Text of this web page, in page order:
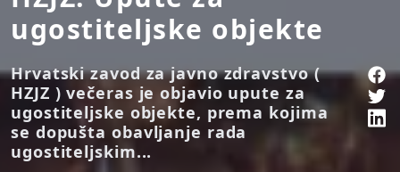
ugostiteljske objekte
Hrvatski zavod za javno zdravstvo (
HZJZ ) večeras je objavio upute za
ugostiteljske objekte, prema kojima
se dopušta obavljanje rada
ugostiteljskim...